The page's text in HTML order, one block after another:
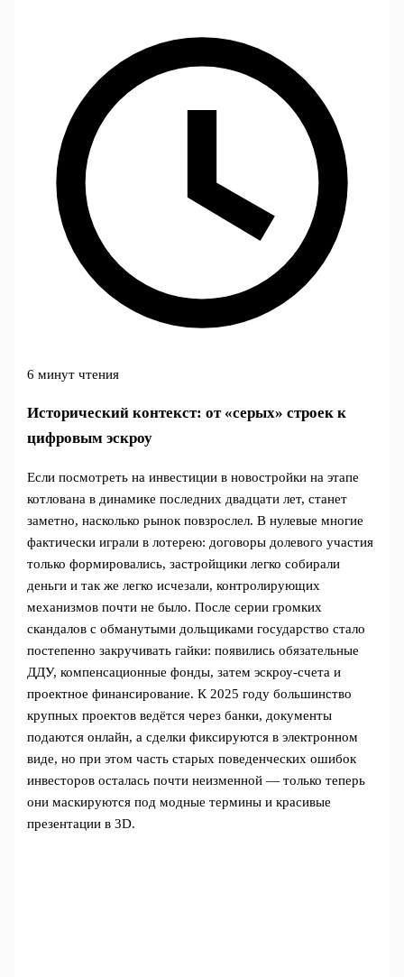
6 минут чтения
Исторический контекст: от «серых» строек к
цифровым эскроу
Если посмотреть на инвестиции в новостройки на этапе
котлована в динамике последних двадцати лет, станет
заметно, насколько рынок повзрослел. В нулевые многие
фактически играли в лотерею: договоры долевого участия
только формировались, застройщики легко собирали
деньги и так же легко исчезали, контролирующих
механизмов почти не было. После серии громких
скандалов с обманутыми дольщиками государство стало
постепенно закручивать гайки: появились обязательные
ДДУ, компенсационные фонды, затем эскроу‑счета и
проектное финансирование. К 2025 году большинство
крупных проектов ведётся через банки, документы
подаются онлайн, а сделки фиксируются в электронном
виде, но при этом часть старых поведенческих ошибок
инвесторов осталась почти неизменной — только теперь
они маскируются под модные термины и красивые
презентации в 3D.